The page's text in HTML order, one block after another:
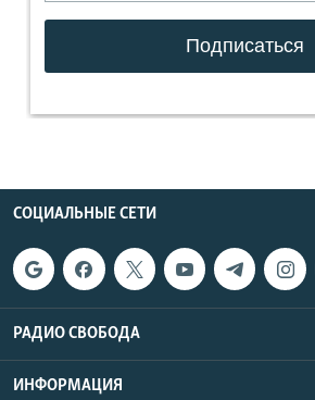
СОЦИАЛЬНЫЕ СЕТИ
РАДИО СВОБОДА
ИНФОРМАЦИЯ